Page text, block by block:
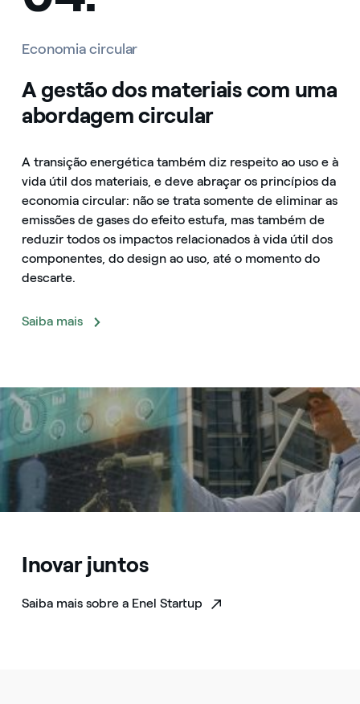
Economia circular
A gestão dos materiais com uma
abordagem circular
A transição energética também diz respeito ao uso e à
vida útil dos materiais, e deve abraçar os princípios da
economia circular: não se trata somente de eliminar as
emissões de gases do efeito estufa, mas também de
reduzir todos os impactos relacionados à vida útil dos
componentes, do design ao uso, até o momento do
descarte.
Saiba mais
Inovar juntos
Saiba mais sobre a Enel Startup